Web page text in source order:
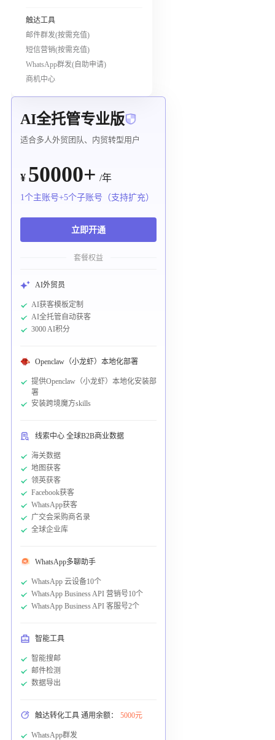
触达工具
邮件群发(按需充值)
短信营销(按需充值)
WhatsApp群发(自助申请)
商机中心
AI全托管专业版
适合多人外贸团队、内贸转型用户
¥ 50000+ /年
1个主账号+5个子账号（支持扩充）
立即开通
套餐权益
AI外贸员
AI获客模板定制
AI全托管自动获客
3000 AI积分
Openclaw（小龙虾）本地化部署
提供Openclaw（小龙虾）本地化安装部
署
安装跨境魔方skills
线索中心 全球B2B商业数据
海关数据
地图获客
领英获客
Facebook获客
WhatsApp获客
广交会采购商名录
全球企业库
WhatsApp多聊助手
WhatsApp 云设备10个
WhatsApp Business API 营销号10个
WhatsApp Business API 客服号2个
智能工具
智能搜邮
邮件检测
数据导出
触达转化工具 通用余额： 5000元
WhatsApp群发